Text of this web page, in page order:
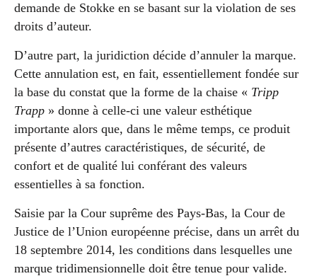
demande de Stokke en se basant sur la violation de ses
droits d’auteur.
D’autre part, la juridiction décide d’annuler la marque.
Cette annulation est, en fait, essentiellement fondée sur
la base du constat que la forme de la chaise « Tripp
Trapp » donne à celle-ci une valeur esthétique
importante alors que, dans le même temps, ce produit
présente d’autres caractéristiques, de sécurité, de
confort et de qualité lui conférant des valeurs
essentielles à sa fonction.
Saisie par la Cour suprême des Pays-Bas, la Cour de
Justice de l’Union européenne précise, dans un arrêt du
18 septembre 2014, les conditions dans lesquelles une
marque tridimensionnelle doit être tenue pour valide.